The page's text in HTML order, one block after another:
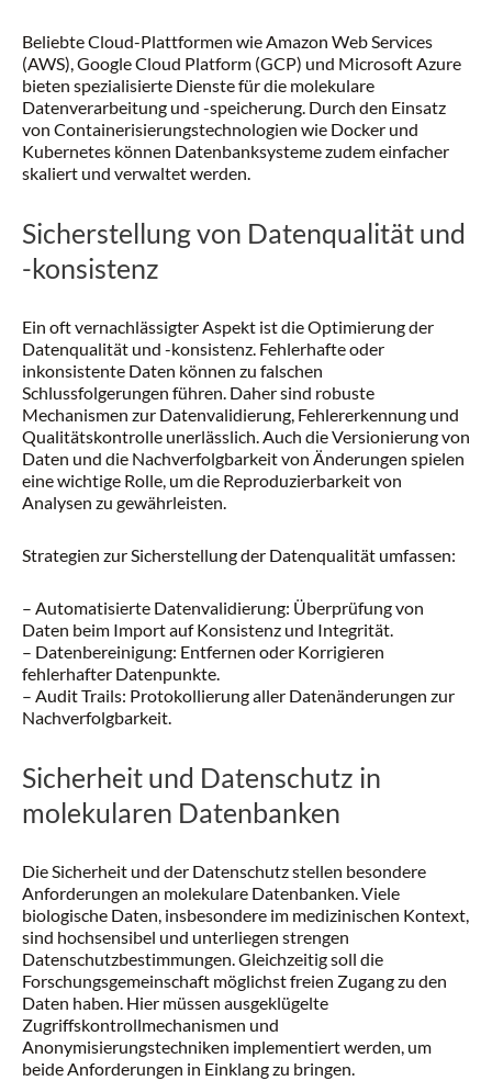
Beliebte Cloud-Plattformen wie Amazon Web Services
(AWS), Google Cloud Platform (GCP) und Microsoft Azure
bieten spezialisierte Dienste für die molekulare
Datenverarbeitung und -speicherung. Durch den Einsatz
von Containerisierungstechnologien wie Docker und
Kubernetes können Datenbanksysteme zudem einfacher
skaliert und verwaltet werden.
Sicherstellung von Datenqualität und
-konsistenz
Ein oft vernachlässigter Aspekt ist die Optimierung der
Datenqualität und -konsistenz. Fehlerhafte oder
inkonsistente Daten können zu falschen
Schlussfolgerungen führen. Daher sind robuste
Mechanismen zur Datenvalidierung, Fehlererkennung und
Qualitätskontrolle unerlässlich. Auch die Versionierung von
Daten und die Nachverfolgbarkeit von Änderungen spielen
eine wichtige Rolle, um die Reproduzierbarkeit von
Analysen zu gewährleisten.
Strategien zur Sicherstellung der Datenqualität umfassen:
– Automatisierte Datenvalidierung: Überprüfung von
Daten beim Import auf Konsistenz und Integrität.
– Datenbereinigung: Entfernen oder Korrigieren
fehlerhafter Datenpunkte.
– Audit Trails: Protokollierung aller Datenänderungen zur
Nachverfolgbarkeit.
Sicherheit und Datenschutz in
molekularen Datenbanken
Die Sicherheit und der Datenschutz stellen besondere
Anforderungen an molekulare Datenbanken. Viele
biologische Daten, insbesondere im medizinischen Kontext,
sind hochsensibel und unterliegen strengen
Datenschutzbestimmungen. Gleichzeitig soll die
Forschungsgemeinschaft möglichst freien Zugang zu den
Daten haben. Hier müssen ausgeklügelte
Zugriffskontrollmechanismen und
Anonymisierungstechniken implementiert werden, um
beide Anforderungen in Einklang zu bringen.